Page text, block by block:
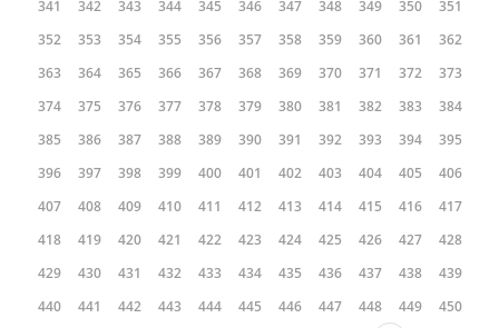
341 342 343 344 345 346 347 348 349 350
351
352
353 354 355 356 357 358 359 360 361
362
363
364 365 366 367 368 369 370 371 372
373
374
375 376 377 378 379 380 381 382 383
384
385
386 387 388 389 390 391 392 393 394
395
396
397 398 399 400 401 402 403 404 405
406
407
408 409 410 411 412 413 414 415 416
417
418
419 420 421 422 423 424 425 426 427
428
429
430 431 432 433 434 435 436 437 438
439
440
441 442 443 444 445 446 447 448 449
450